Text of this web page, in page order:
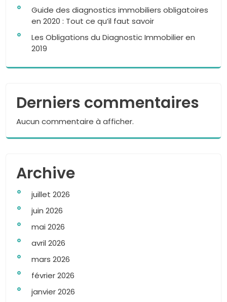
Guide des diagnostics immobiliers obligatoires
en 2020 : Tout ce qu’il faut savoir
Les Obligations du Diagnostic Immobilier en
2019
Derniers commentaires
Aucun commentaire à afficher.
Archive
juillet 2026
juin 2026
mai 2026
avril 2026
mars 2026
février 2026
janvier 2026